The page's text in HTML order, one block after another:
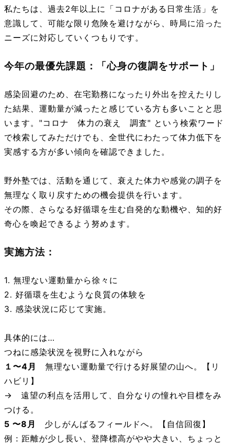
私たちは、過去2年以上に「コロナがある日常生活」を
意識して、可能な限り危険を避けながら、時局に沿った
ニーズに対応していくつもりです。
今年の最優先課題：「心身の復調をサポート」
感染回避のため、在宅勤務になったり外出を控えたりし
た結果、運動量が減ったと感じている方も多いことと思
います。"コロナ 体力の衰え 調査" という検索ワード
で検索してみただけでも、全世代にわたって体力低下を
実感する方が多い傾向を確認できました。
野外塾では、活動を通じて、衰えた体力や感覚の調子を
無理なく取り戻すための機会提供を行います。
その際、さらなる好循環を生む自発的な動機や、知的好
奇心を喚起できるよう努めます。
実施方法：
1. 無理ない運動量から徐々に
2. 好循環を生むような良質の体験を
3. 感染状況に応じて実施。
具体的には…
つねに感染状況を視野に入れながら
１〜4月
無理ない運動量で行ける好展望の山へ。【リ
ハビリ】
→ 遠望の利点を活用して、自分なりの憧れや目標をみ
つける。
5 〜8月
少しがんばるフィールドへ。【自信回復】
例：距離が少し長い、登降標高がやや大きい、ちょっと